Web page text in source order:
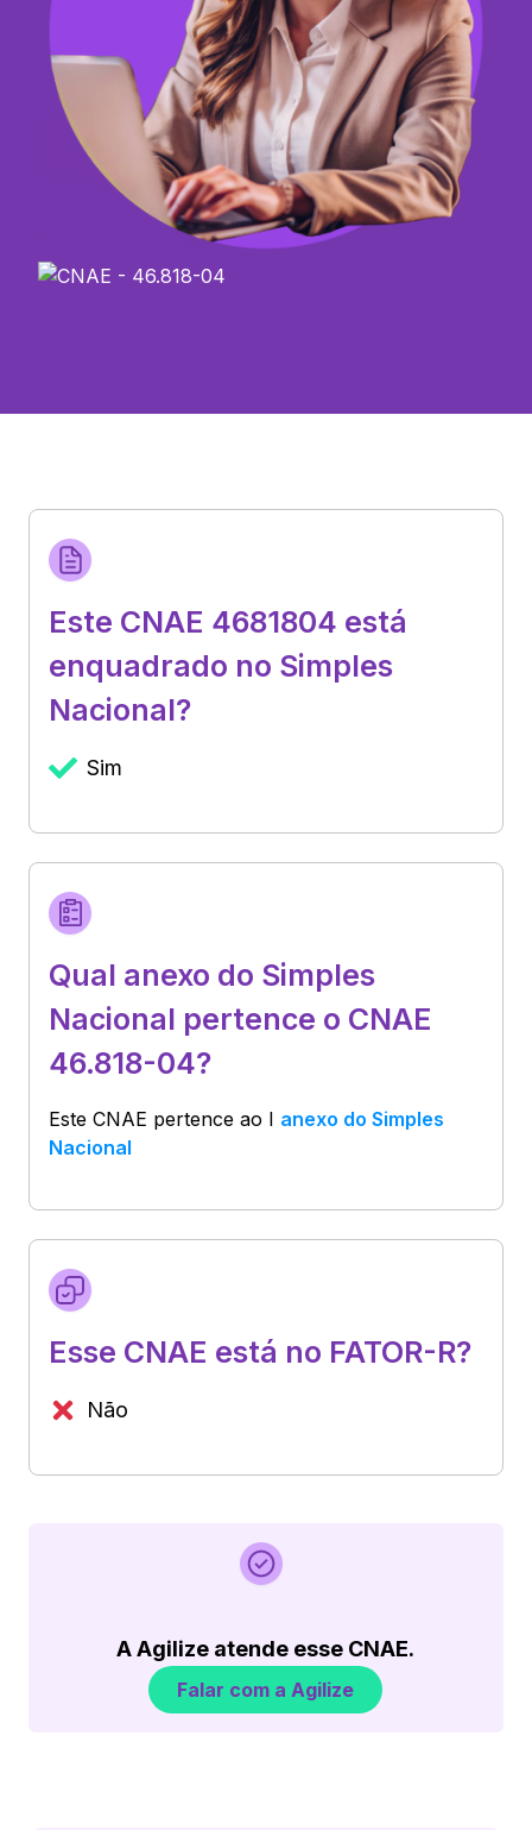
Este CNAE 4681804 está
enquadrado no Simples
Nacional?
Sim
Qual anexo do Simples
Nacional pertence o CNAE
46.818-04?
Este CNAE pertence ao I anexo do Simples
Nacional
Esse CNAE está no FATOR-R?
Não
A Agilize atende esse CNAE.
Falar com a Agilize